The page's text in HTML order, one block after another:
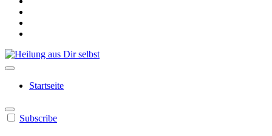
Startseite
Subscribe